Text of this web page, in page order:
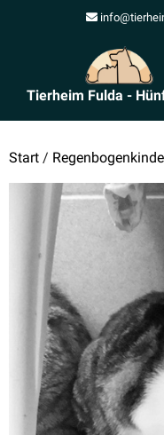
Tierheim Fulda -
Start /